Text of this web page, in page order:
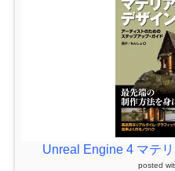
Unreal Engine 4 マテ
posted